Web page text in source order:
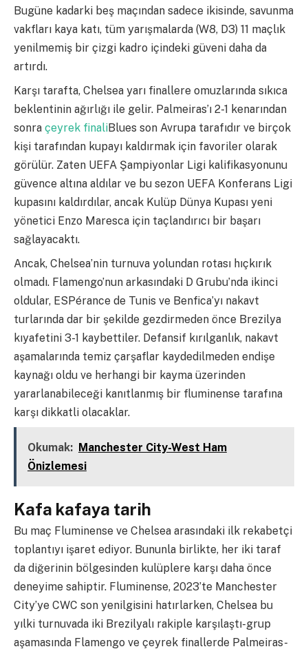
Bugüne kadarki beş maçından sadece ikisinde, savunma
vakfları kaya katı, tüm yarışmalarda (W8, D3) 11 maçlık
yenilmemiş bir çizgi kadro içindeki güveni daha da
artırdı.
Karşı tarafta, Chelsea yarı finallere omuzlarında sıkıca
beklentinin ağırlığı ile gelir. Palmeiras’ı 2-1 kenarından
sonra çeyrek finaliBlues son Avrupa tarafıdır ve birçok
kişi tarafından kupayı kaldırmak için favoriler olarak
görülür. Zaten UEFA Şampiyonlar Ligi kalifikasyonunu
güvence altına aldılar ve bu sezon UEFA Konferans Ligi
kupasını kaldırdılar, ancak Kulüp Dünya Kupası yeni
yönetici Enzo Maresca için taçlandırıcı bir başarı
sağlayacaktı.
Ancak, Chelsea’nin turnuva yolundan rotası hıçkırık
olmadı. Flamengo’nun arkasındaki D Grubu’nda ikinci
oldular, ESPérance de Tunis ve Benfica’yı nakavt
turlarında dar bir şekilde gezdirmeden önce Brezilya
kıyafetini 3-1 kaybettiler. Defansif kırılganlık, nakavt
aşamalarında temiz çarşaflar kaydedilmeden endişe
kaynağı oldu ve herhangi bir kayma üzerinden
yararlanabileceği kanıtlanmış bir fluminense tarafına
karşı dikkatli olacaklar.
Okumak: Manchester City-West Ham
Önizlemesi
Kafa kafaya tarih
Bu maç Fluminense ve Chelsea arasındaki ilk rekabetçi
toplantıyı işaret ediyor. Bununla birlikte, her iki taraf
da diğerinin bölgesinden kulüplere karşı daha önce
deneyime sahiptir. Fluminense, 2023’te Manchester
City’ye CWC son yenilgisini hatırlarken, Chelsea bu
yılki turnuvada iki Brezilyalı rakiple karşılaştı-grup
aşamasında Flamengo ve çeyrek finallerde Palmeiras-